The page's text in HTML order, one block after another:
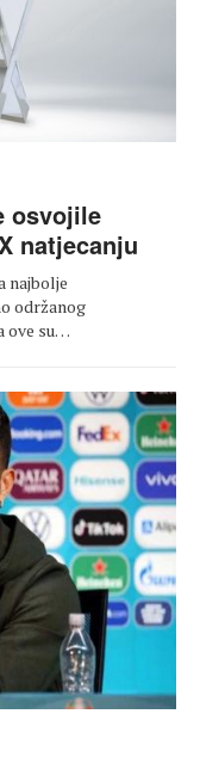
osvojile
natjecanju
najbolje
održanog
ove su…